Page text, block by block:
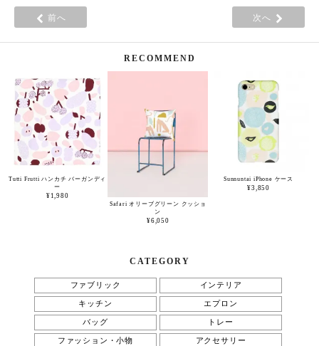
前へ 次へ
RECOMMEND
Tutti Frutti ハンカチ バーガンディ
ー
¥1,980
Safari オリーブグリーン クッショ
ン
¥6,050
Sunnuntai iPhone ケース
¥3,850
CATEGORY
ファブリック インテリア
キッチン エプロン
バッグ トレー
ファッション・小物 アクセサリー